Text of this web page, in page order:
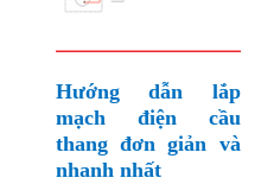
Hướng dẫn lắp
mạch điện cầu
thang đơn giản và
nhanh nhất